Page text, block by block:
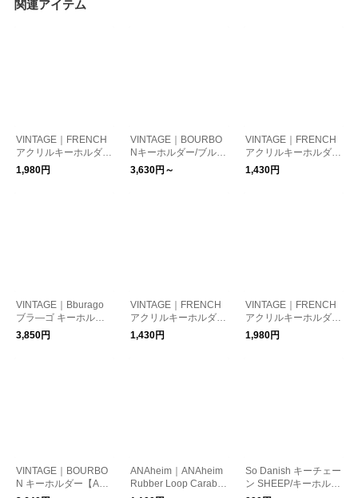
関連アイテム
VINTAGE｜FRENCH
アクリルキーホルダー
【BOUAKE】/フラン
ス
1,980円
VINTAGE｜BOURBO
Nキーホルダー/ブルボ
ン フランス ヴィンテ
ージ
3,630円～
VINTAGE｜FRENCH
アクリルキーホルダー
【APPLIMO】
1,430円
VINTAGE｜Bburago
ブラ―ゴ キーホルダ
ー【BUGATTI ブガッ
ティ EB 110】/イタリ
3,850円
VINTAGE｜FRENCH
アクリルキーホルダー
【KLG】
1,430円
VINTAGE｜FRENCH
アクリルキーホルダー
【tuileries bisch】/フ
ランス
1,980円
VINTAGE｜BOURBO
N キーホルダー【AVI
ANAheim｜ANAheim
Rubber Loop Carabin
So Danish キーチェー
ン SHEEP/キーホルダ